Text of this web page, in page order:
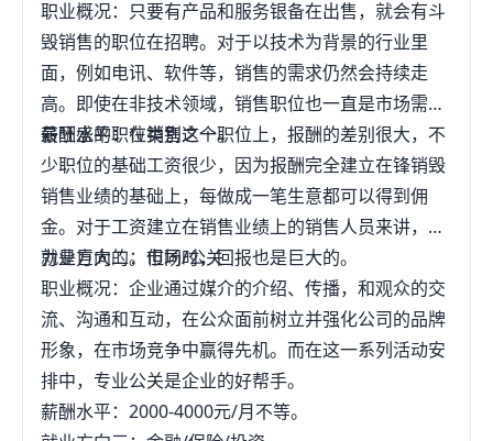
莞这边看差不多就1500-2500左右不等，提成看公司
怎么分配了。跟单员也差不多是这个待遇，但不一定
会有提成。谁都是从入门学到得心应手的，相信自己
会有好的伯乐等着你呢！外贸单证也很重要，如果你
找了份业务的工作，船务这边也需要了解，以后自己
做SOHO有用，嘿嘿。我是做外贸的，有空多交流，
呵呵，相互学习。问题九：国际贸易专业有哪些就业
岗位呢？15分问题十：与外贸相关的工作有哪些1.采
购，负责寻找货源，新产品开发，质量跟踪2.销售，
负责对外洽谈，签约3.制单：负责结汇单据4.报关：
负责报关5.财务：负责结汇，核销事实上现在大部分
的情况是，采购，销售和制单由一个人负责，而报关
则委托给报关行做。外贸公司越大分工越细
职业概况：只要有产品和服务银备在出售，就会有斗
毁销售的职位在招聘。对于以技术为背景的行业里
面，例如电讯、软件等，销售的需求仍然会持续走
高。即使在非技术领域，销售职位也一直是市场需求
最旺盛的职位类别之一。
薪酬水平：在销售这个职位上，报酬的差别很大，不
少职位的基础工资很少，因为报酬完全建立在锋销毁
销售业绩的基础上，每做成一笔生意都可以得到佣
金。对于工资建立在销售业绩上的销售人员来讲，压
力是巨大的。但同时，回报也是巨大的。
就业方向二：市场/公关
职业概况：企业通过媒介的介绍、传播，和观众的交
流、沟通和互动，在公众面前树立并强化公司的品牌
形象，在市场竞争中赢得先机。而在这一系列活动安
排中，专业公关是企业的好帮手。
薪酬水平：2000-4000元/月不等。